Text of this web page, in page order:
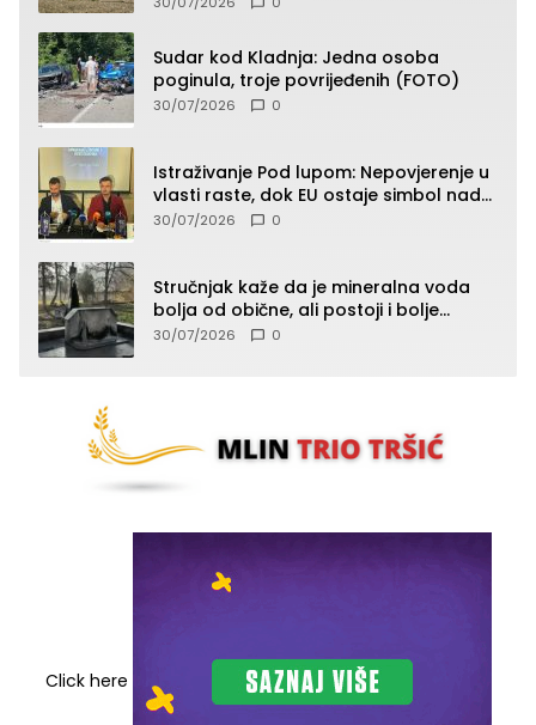
Sudar kod Kladnja: Jedna osoba
poginula, troje povrijeđenih (FOTO)
30/07/2026 0
Istraživanje Pod lupom: Nepovjerenje u
vlasti raste, dok EU ostaje simbol nade
građana
30/07/2026 0
Stručnjak kaže da je mineralna voda
bolja od obične, ali postoji i bolje
rješenje
30/07/2026 0
Click here